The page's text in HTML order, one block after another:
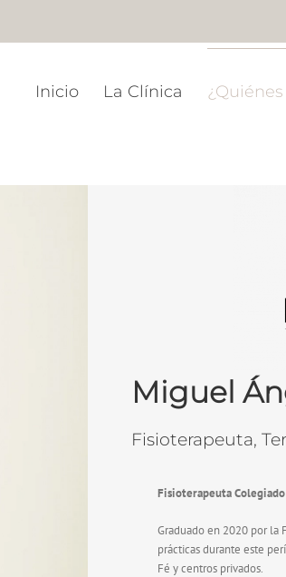
Inicio La Clínica
Miguel
Fisioterapeuta,
Fisioterapeuta Colegiado
Graduado en 2020 por la
prácticas durante este
Fé y centros privados.